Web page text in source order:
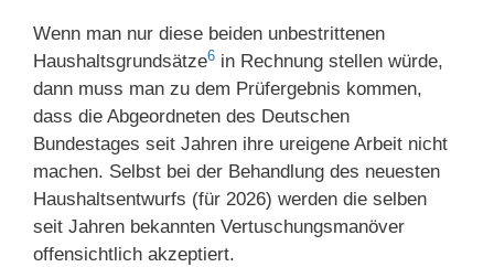
Wenn man nur diese beiden unbestrittenen
Haushaltsgrundsätze6 in Rechnung stellen würde,
dann muss man zu dem Prüfergebnis kommen,
dass die Abgeordneten des Deutschen
Bundestages seit Jahren ihre ureigene Arbeit nicht
machen. Selbst bei der Behandlung des neuesten
Haushaltsentwurfs (für 2026) werden die selben
seit Jahren bekannten Vertuschungsmanöver
offensichtlich akzeptiert.